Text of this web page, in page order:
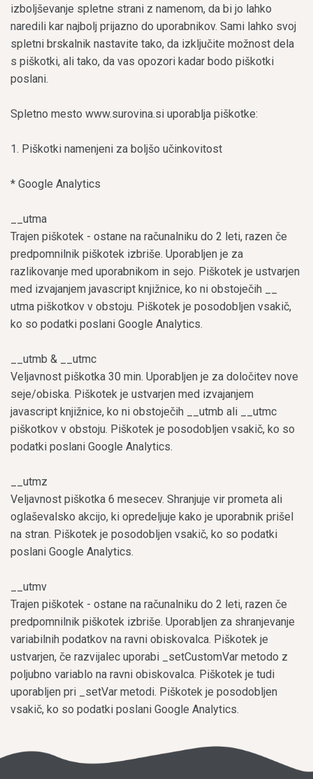
izboljševanje spletne strani z namenom, da bi jo lahko
naredili kar najbolj prijazno do uporabnikov. Sami lahko svoj
spletni brskalnik nastavite tako, da izključite možnost dela
s piškotki, ali tako, da vas opozori kadar bodo piškotki
poslani.
Spletno mesto www.surovina.si uporablja piškotke:
1. Piškotki namenjeni za boljšo učinkovitost
* Google Analytics
__utma
Trajen piškotek - ostane na računalniku do 2 leti, razen če
predpomnilnik piškotek izbriše. Uporabljen je za
razlikovanje med uporabnikom in sejo. Piškotek je ustvarjen
med izvajanjem javascript knjižnice, ko ni obstoječih __
utma piškotkov v obstoju. Piškotek je posodobljen vsakič,
ko so podatki poslani Google Analytics.
__utmb & __utmc
Veljavnost piškotka 30 min. Uporabljen je za določitev nove
seje/obiska. Piškotek je ustvarjen med izvajanjem
javascript knjižnice, ko ni obstoječih __utmb ali __utmc
piškotkov v obstoju. Piškotek je posodobljen vsakič, ko so
podatki poslani Google Analytics.
__utmz
Veljavnost piškotka 6 mesecev. Shranjuje vir prometa ali
oglaševalsko akcijo, ki opredeljuje kako je uporabnik prišel
na stran. Piškotek je posodobljen vsakič, ko so podatki
poslani Google Analytics.
__utmv
Trajen piškotek - ostane na računalniku do 2 leti, razen če
predpomnilnik piškotek izbriše. Uporabljen za shranjevanje
variabilnih podatkov na ravni obiskovalca. Piškotek je
ustvarjen, če razvijalec uporabi _setCustomVar metodo z
poljubno variablo na ravni obiskovalca. Piškotek je tudi
uporabljen pri _setVar metodi. Piškotek je posodobljen
vsakič, ko so podatki poslani Google Analytics.